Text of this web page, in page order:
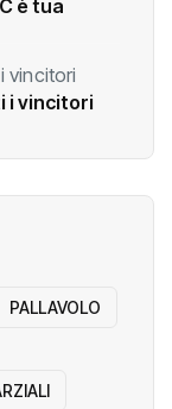
è tua
i vincitori
PALLAVOLO